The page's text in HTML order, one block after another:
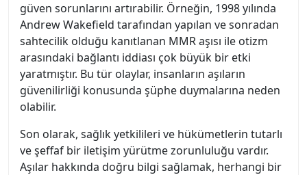
güven sorunlarını artırabilir. Örneğin, 1998 yılında
Andrew Wakefield tarafından yapılan ve sonradan
sahtecilik olduğu kanıtlanan MMR aşısı ile otizm
arasındaki bağlantı iddiası çok büyük bir etki
yaratmıştır. Bu tür olaylar, insanların aşıların
güvenilirliği konusunda şüphe duymalarına neden
olabilir.
Son olarak, sağlık yetkilileri ve hükümetlerin tutarlı
ve şeffaf bir iletişim yürütme zorunluluğu vardır.
Aşılar hakkında doğru bilgi sağlamak, herhangi bir